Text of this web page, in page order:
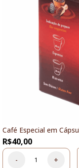
Café Especial em
R$40,00
- +